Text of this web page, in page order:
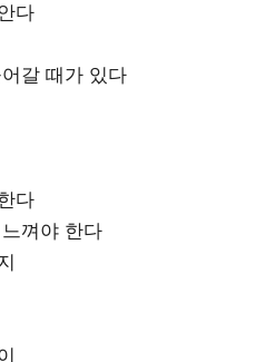
다
갈 때가 있다
다
껴야 한다